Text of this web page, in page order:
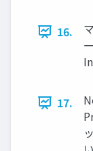
16.
17.